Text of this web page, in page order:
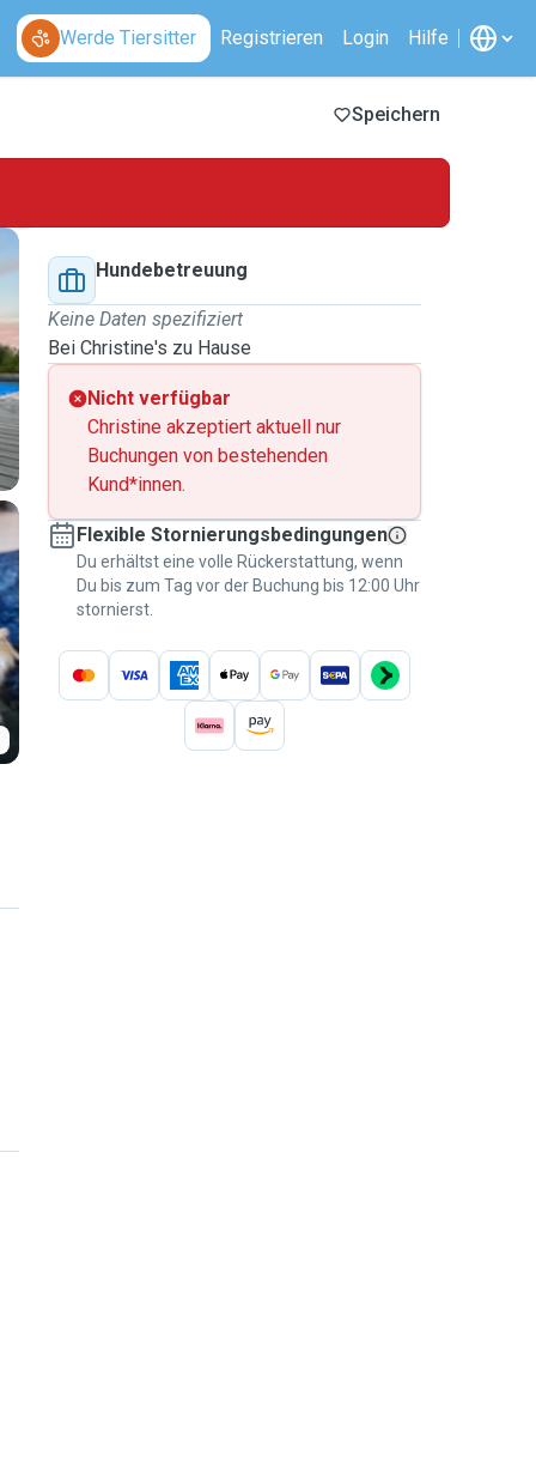
Werde Tiersitter Registrieren Login Hilfe
Speichern
Hundebetreuung
Keine Daten spezifiziert
Bei Christine's zu Hause
Nicht verfügbar
Christine akzeptiert aktuell nur
Buchungen von bestehenden
Kund*innen.
Flexible Stornierungsbedingungen
Du erhältst eine volle Rückerstattung, wenn
Du bis zum Tag vor der Buchung bis 12:00 Uhr
stornierst.